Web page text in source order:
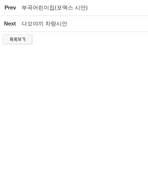
Prev 부곡어린이집(포맥스 시안)
Next 다꼬야끼 차량시안